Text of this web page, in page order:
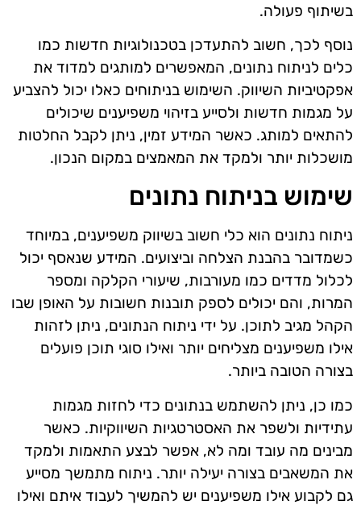
בשיתוף פעולה.
נוסף לכך, חשוב להתעדכן בטכנולוגיות חדשות כמו
כלים לניתוח נתונים, המאפשרים למותגים למדוד את
אפקטיביות השיווק. השימוש בניתוחים כאלו יכול להצביע
על מגמות חדשות ולסייע בזיהוי משפיענים שיכולים
להתאים למותג. כאשר המידע זמין, ניתן לקבל החלטות
מושכלות יותר ולמקד את המאמצים במקום הנכון.
שימוש בניתוח נתונים
ניתוח נתונים הוא כלי חשוב בשיווק משפיענים, במיוחד
כשמדובר בהבנת הצלחה וביצועים. המידע שנאסף יכול
לכלול מדדים כמו מעורבות, שיעורי הקלקה ומספר
המרות, והם יכולים לספק תובנות חשובות על האופן שבו
הקהל מגיב לתוכן. על ידי ניתוח הנתונים, ניתן לזהות
אילו משפיענים מצליחים יותר ואילו סוגי תוכן פועלים
בצורה הטובה ביותר.
כמו כן, ניתן להשתמש בנתונים כדי לחזות מגמות
עתידיות ולשפר את האסטרטגיות השיווקיות. כאשר
מבינים מה עובד ומה לא, אפשר לבצע התאמות ולמקד
את המשאבים בצורה יעילה יותר. ניתוח מתמשך מסייע
גם לקבוע אילו משפיענים יש להמשיך לעבוד איתם ואילו